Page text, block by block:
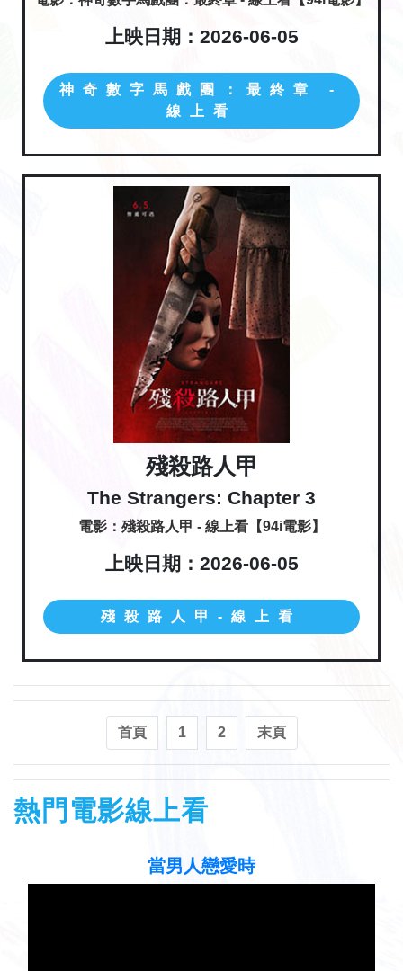
上映日期：2026-06-05
神奇數字馬戲團：最終章 -
線上看
殘殺路人甲
The Strangers: Chapter 3
電影：殘殺路人甲 - 線上看【94i電影】
上映日期：2026-06-05
殘殺路人甲-線上看
首頁 1 2 末頁
熱門電影線上看
當男人戀愛時